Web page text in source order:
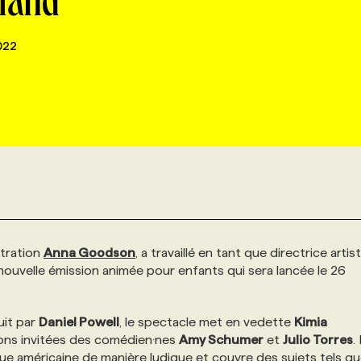
Anna Goodson , a travaillé en tant que directrice
nouvelle émission animée pour enfants qui sera lancée le 26
par Daniel Powell , le spectacle met en vedette Kimia
invitées des comédien·nes Amy Schumer et Julio Torres
américaine de manière ludique et couvre des sujets tels